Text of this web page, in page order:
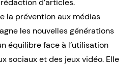
la prévention aux médias
les nouvelles générations
équilibre face à l’utilisation
sociaux et des jeux vidéo. Elle